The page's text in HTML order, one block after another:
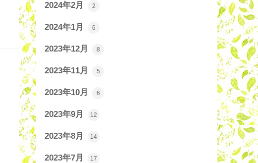
2024年2月 2
2024年1月 6
2023年12月 8
2023年11月 5
2023年10月 6
2023年9月 12
2023年8月 14
2023年7月 17